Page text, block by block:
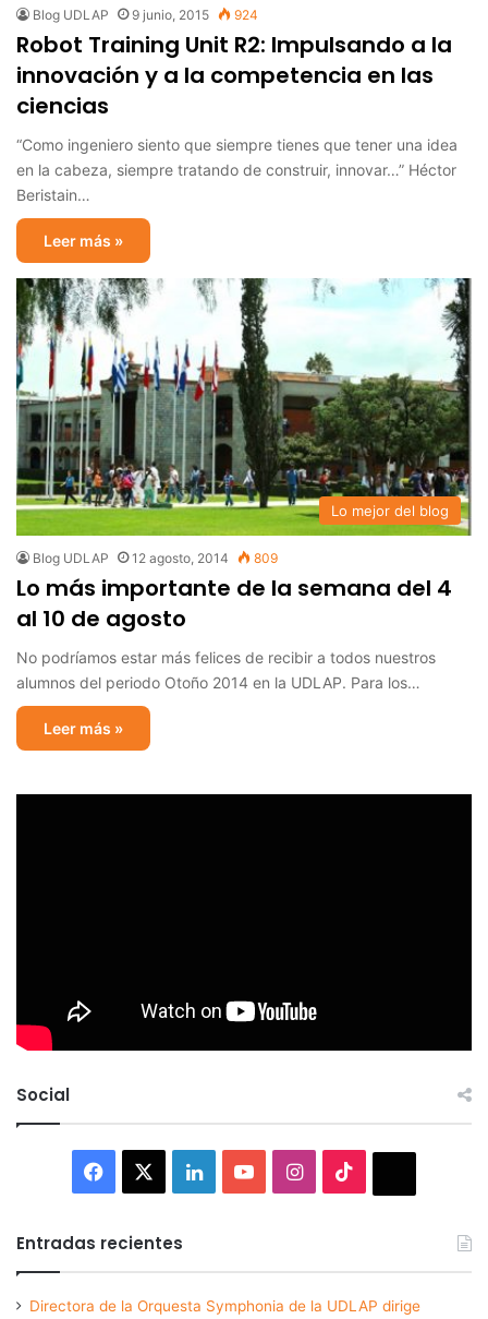
Blog UDLAP 9 junio, 2015 924
Robot Training Unit R2: Impulsando a la
innovación y a la competencia en las
ciencias
“Como ingeniero siento que siempre tienes que tener una idea
en la cabeza, siempre tratando de construir, innovar…” Héctor
Beristain…
Leer más »
Lo mejor del blog
Blog UDLAP 12 agosto, 2014 809
Lo más importante de la semana del 4
al 10 de agosto
No podríamos estar más felices de recibir a todos nuestros
alumnos del periodo Otoño 2014 en la UDLAP. Para los…
Leer más »
Social
Facebook LinkedInYouTubeInstagram
Entradas recientes
Directora de la Orquesta Symphonia de la UDLAP dirige